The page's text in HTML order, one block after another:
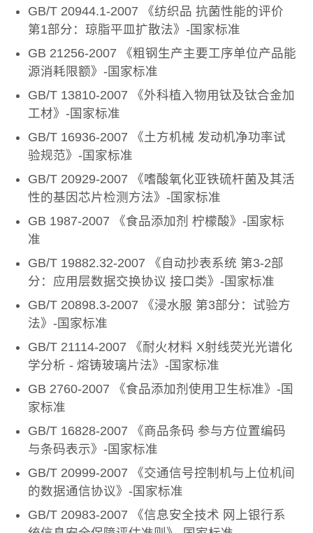
GB/T 20944.1-2007 《纺织品 抗菌性能的评价
第1部分：琼脂平皿扩散法》-国家标准
GB 21256-2007 《粗钢生产主要工序单位产品能
源消耗限额》-国家标准
GB/T 13810-2007 《外科植入物用钛及钛合金加
工材》-国家标准
GB/T 16936-2007 《土方机械 发动机净功率试
验规范》-国家标准
GB/T 20929-2007 《嗜酸氧化亚铁硫杆菌及其活
性的基因芯片检测方法》-国家标准
GB 1987-2007 《食品添加剂 柠檬酸》-国家标
准
GB/T 19882.32-2007 《自动抄表系统 第3-2部
分：应用层数据交换协议 接口类》-国家标准
GB/T 20898.3-2007 《浸水服 第3部分：试验方
法》-国家标准
GB/T 21114-2007 《耐火材料 X射线荧光光谱化
学分析 - 熔铸玻璃片法》-国家标准
GB 2760-2007 《食品添加剂使用卫生标准》-国
家标准
GB/T 16828-2007 《商品条码 参与方位置编码
与条码表示》-国家标准
GB/T 20999-2007 《交通信号控制机与上位机间
的数据通信协议》-国家标准
GB/T 20983-2007 《信息安全技术 网上银行系